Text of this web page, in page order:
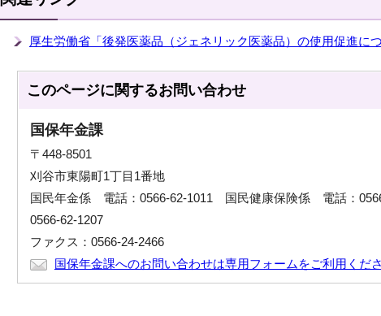
厚生労働省「後発医薬品（ジェネリック医薬品）の使用促進につ
このページに関するお問い合わせ
国保年金課
〒448-8501
刈谷市東陽町1丁目1番地
国民年金係 電話：0566-62-1011 国民健康保険係 電話：
0566-62-1207
ファクス：0566-24-2466
国保年金課へのお問い合わせは専用フォームをご利用くださ